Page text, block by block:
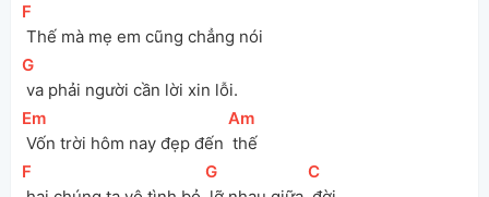
[F
Thế mà mẹ em cũng chẳng nói
[
G
va phải người cần lời xin lỗi.
[Em
Vốn trời hôm nay đẹp đến
[
Am
thế
[F [
G [
C